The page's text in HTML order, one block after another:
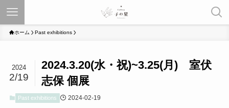
ホーム Past exhibitions
2024.3.20(水・祝)~3.25(月) 室伏
志保 個展
2024
2/19
Past exhibitions 2024-02-19